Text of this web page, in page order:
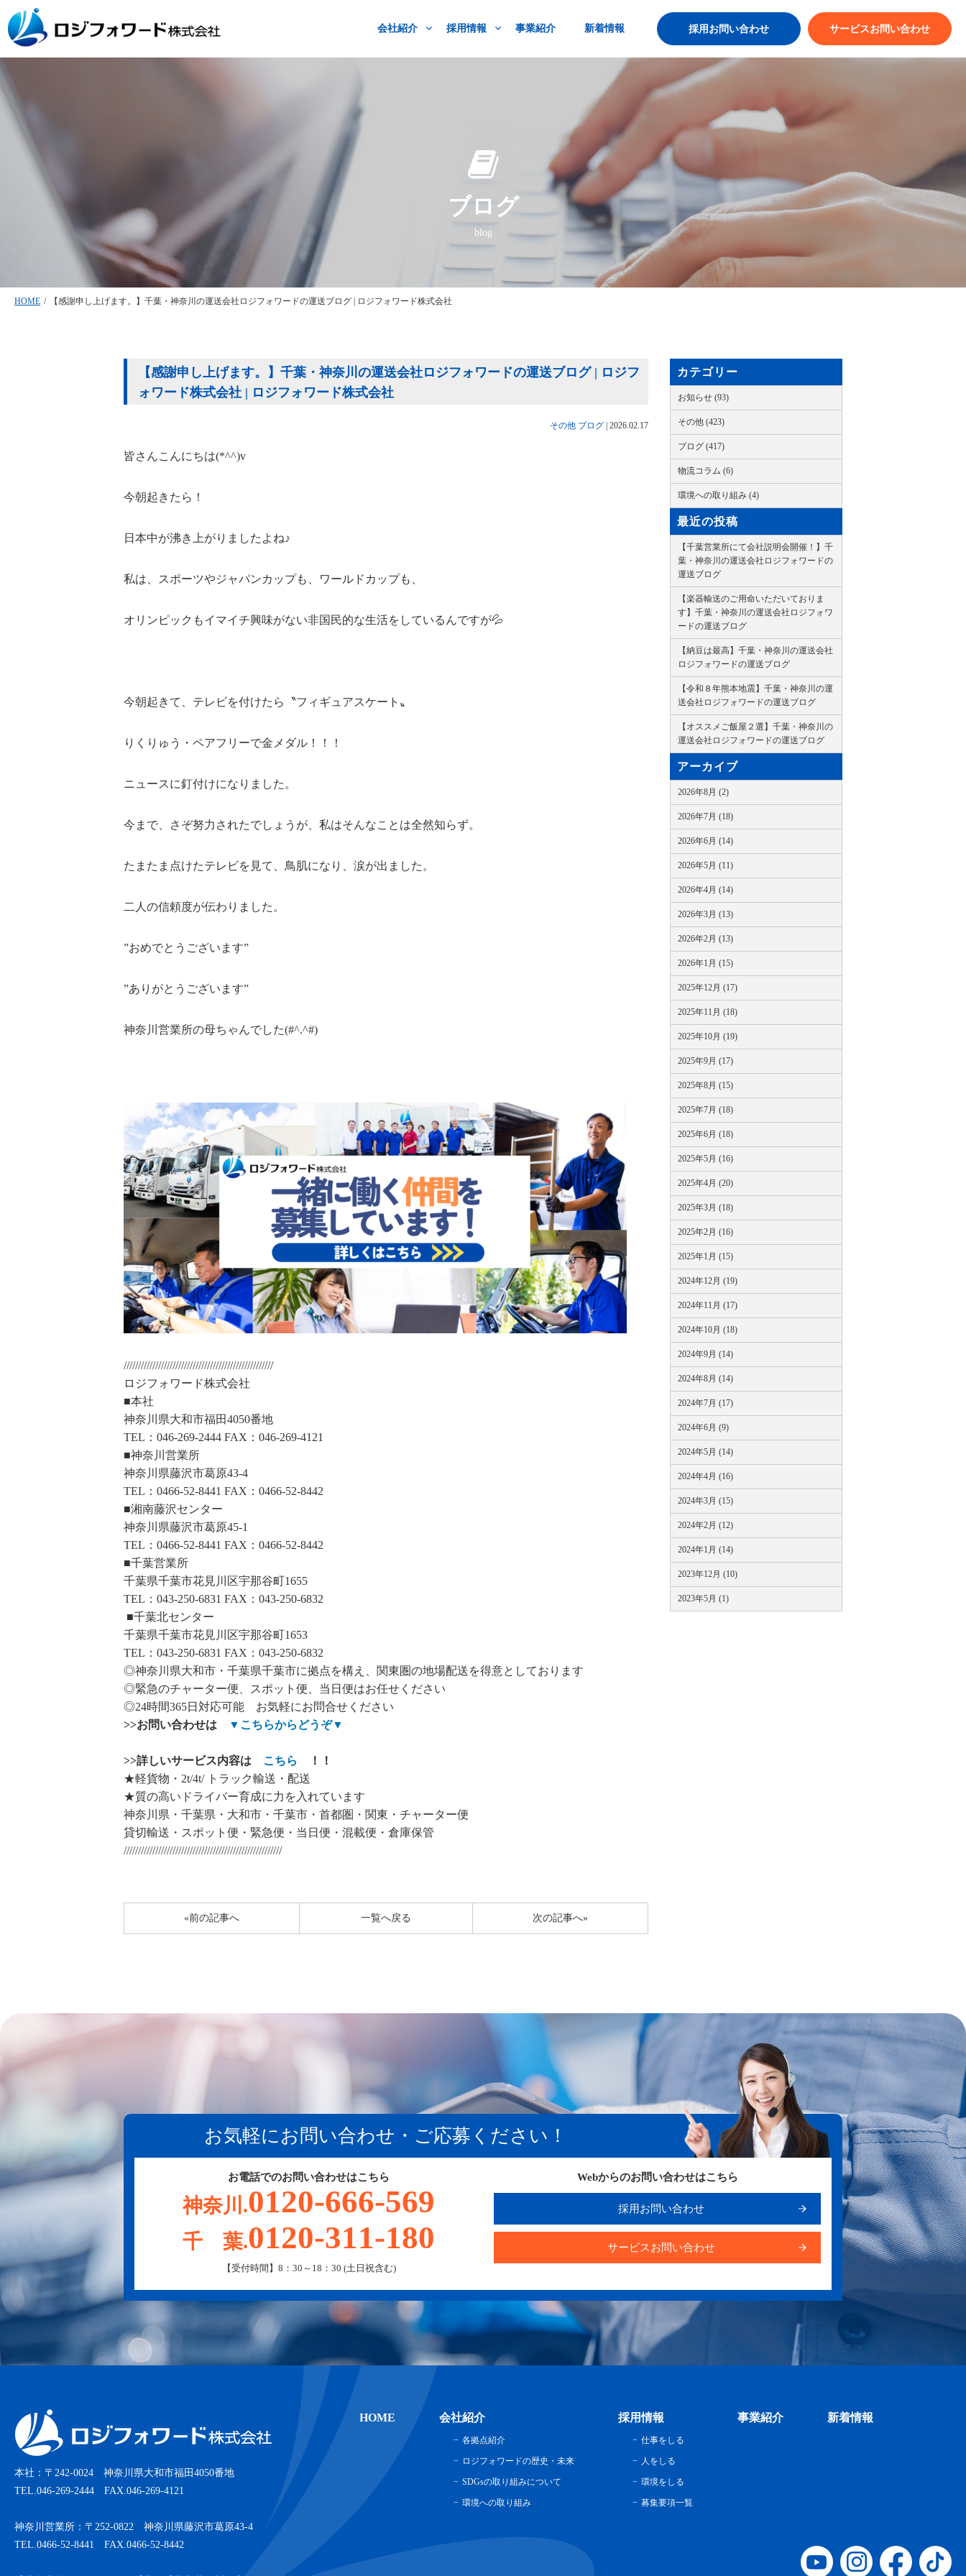
会社紹介 採用情報 事業紹介 新着情報 採用お問い合わせ サービスお問い合わせ
ブログ
blog
HOME / 【感謝申し上げます。】千葉・神奈川の運送会社ロジフォワードの運送ブログ | ロジフォワード株式会社
【感謝申し上げます。】千葉・神奈川の運送会社ロジフォワードの運送ブログ | ロジフ
ォワード株式会社 | ロジフォワード株式会社
その他 ブログ 2026.02.17
皆さんこんにちは(*^^)v
今朝起きたら！
日本中が沸き上がりましたよね♪
私は、スポーツやジャパンカップも、ワールドカップも、
オリンピックもイマイチ興味がない非国民的な生活をしているんですが💦
今朝起きて、テレビを付けたら〝フィギュアスケート〟
りくりゅう・ペアフリーで金メダル！！！
ニュースに釘付けになりました。
今まで、さぞ努力されたでしょうが、私はそんなことは全然知らず。
たまたま点けたテレビを見て、鳥肌になり、涙が出ました。
二人の信頼度が伝わりました。
”おめでとうございます”
”ありがとうございます”
神奈川営業所の母ちゃんでした(#^.^#)
////////////////////////////////////////////////////
ロジフォワード株式会社
■本社
神奈川県大和市福田4050番地
TEL：046-269-2444 FAX：046-269-4121
■神奈川営業所
神奈川県藤沢市葛原43-4
TEL：0466-52-8441 FAX：0466-52-8442
■湘南藤沢センター
神奈川県藤沢市葛原45-1
TEL：0466-52-8441 FAX：0466-52-8442
■千葉営業所
千葉県千葉市花見川区宇那谷町1655
TEL：043-250-6831 FAX：043-250-6832
■千葉北センター
千葉県千葉市花見川区宇那谷町1653
TEL：043-250-6831 FAX：043-250-6832
◎神奈川県大和市・千葉県千葉市に拠点を構え、関東圏の地場配送を得意としております
◎緊急のチャーター便、スポット便、当日便はお任せください
◎24時間365日対応可能 お気軽にお問合せください
>>お問い合わせは ▼ こちらからどうぞ▼
>>詳しいサービス内容は こちら
！！
★軽貨物・2t/4t/ トラック輸送・配送
★質の高いドライバー育成に力を入れています
神奈川県・千葉県・大和市・千葉市・首都圏・関東・チャーター便
貸切輸送・スポット便・緊急便・当日便・混載便・倉庫保管
///////////////////////////////////////////////////////
«前の記事へ 次の記事へ»
一覧へ戻る
カテゴリー
お知らせ (93)
その他 (423)
ブログ (417)
物流コラム (6)
環境への取り組み (4)
最近の投稿
【千葉営業所にて会社説明会開催！】千
葉・神奈川の運送会社ロジフォワードの
運送ブログ
【楽器輸送のご用命いただいておりま
す】千葉・神奈川の運送会社ロジフォワ
ードの運送ブログ
【納豆は最高】千葉・神奈川の運送会社
ロジフォワードの運送ブログ
【令和８年熊本地震】千葉・神奈川の運
送会社ロジフォワードの運送ブログ
【オススメご飯屋２選】千葉・神奈川の
運送会社ロジフォワードの運送ブログ
アーカイブ
2026年8月 (2)
2026年7月 (18)
2026年6月 (14)
2026年5月 (11)
2026年4月 (14)
2026年3月 (13)
2026年2月 (13)
2026年1月 (15)
2025年12月 (17)
2025年11月 (18)
2025年10月 (19)
2025年9月 (17)
2025年8月 (15)
2025年7月 (18)
2025年6月 (18)
2025年5月 (16)
2025年4月 (20)
2025年3月 (18)
2025年2月 (16)
2025年1月 (15)
2024年12月 (19)
2024年11月 (17)
2024年10月 (18)
2024年9月 (14)
2024年8月 (14)
2024年7月 (17)
2024年6月 (9)
2024年5月 (14)
2024年4月 (16)
2024年3月 (15)
2024年2月 (12)
2024年1月 (14)
2023年12月 (10)
2023年5月 (1)
お気軽にお問い合わせ・ご応募ください！
お電話でのお問い合わせはこちら
神奈川.0120-666-569
千 葉.0120-311-180
【受付時間】8：30～18：30 (土日祝含む)
Webからのお問い合わせはこちら
採用お問い合わせ
サービスお問い合わせ
本社：〒242-0024 神奈川県大和市福田4050番地
TEL.046-269-2444 FAX.046-269-4121
神奈川営業所：〒252-0822 神奈川県藤沢市葛原43-4
TEL.0466-52-8441 FAX.0466-52-8442
HOME 会社紹介
各拠点紹介
ロジフォワードの歴史・未来
SDGsの取り組みについて
環境への取り組み
採用情報
仕事をしる
人をしる
環境をしる
募集要項一覧
事業紹介 新着情報